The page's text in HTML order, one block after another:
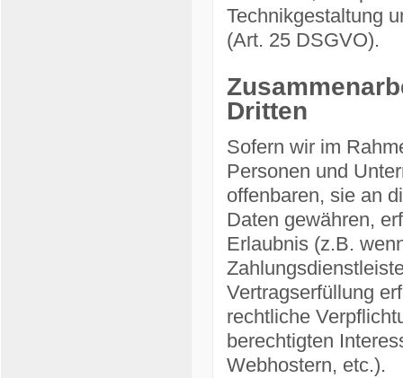
Technikgestaltung
(Art. 25 DSGVO).
Dritten
Sofern wir im
Personen und
offenbaren, sie an
Daten gewähren,
Erlaubnis (z.B.
Vertragserfüllung
rechtliche
berechtigten
Webhostern, etc.).